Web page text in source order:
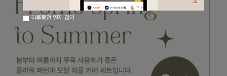
하루동안 열지 않기